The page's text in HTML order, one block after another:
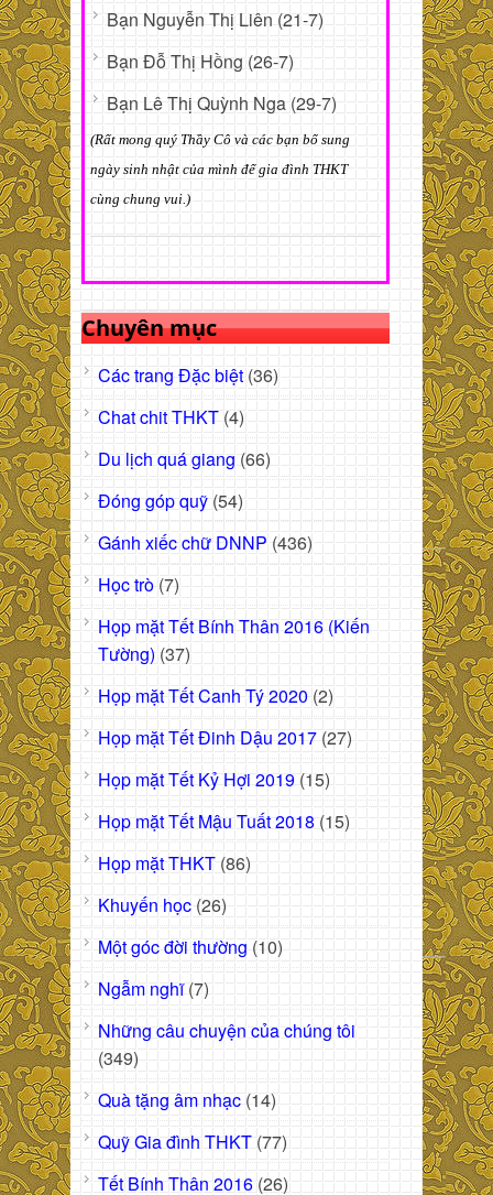
Bạn Nguyễn Thị Liên (21-7)
Bạn Đỗ Thị Hồng (26-7)
Bạn Lê Thị Quỳnh Nga (29-7)
(Rất mong quý Thầy Cô và các bạn bổ sung
ngày sinh nhật của mình để gia đình THKT
cùng chung vui.)
Chuyên mục
Các trang Đặc biệt (36)
Chat chit THKT (4)
Du lịch quá giang (66)
Đóng góp quỹ (54)
Gánh xiếc chữ DNNP (436)
Học trò (7)
Họp mặt Tết Bính Thân 2016 (Kiến
Tường) (37)
Họp mặt Tết Canh Tý 2020 (2)
Họp mặt Tết Đinh Dậu 2017 (27)
Họp mặt Tết Kỷ Hợi 2019 (15)
Họp mặt Tết Mậu Tuất 2018 (15)
Họp mặt THKT (86)
Khuyến học (26)
Một góc đời thường (10)
Ngẫm nghĩ(7)
Những câu chuyện của chúng tôi
(349)
Quà tặng âm nhạc (14)
Quỹ Gia đình THKT (77)
Tết Bính Thân 2016 (26)